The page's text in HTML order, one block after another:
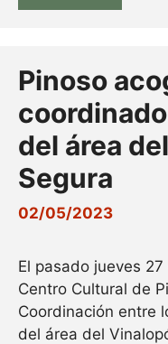
Pinoso
del área
Segura
02/05/2023
El pasado jueves
Centro Cultural de
Coordinación entre
del área del